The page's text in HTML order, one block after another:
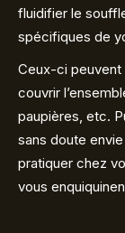
fluidifier le
spécifiques de
Ceux-ci peuvent
couvrir
paupières, etc.
sans doute
pratiquer chez
vous